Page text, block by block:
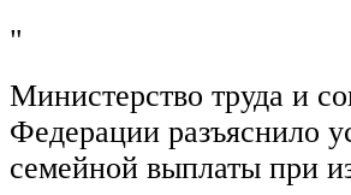
"
Министерство труда и
Федерации разъяснило
семейной выплаты при